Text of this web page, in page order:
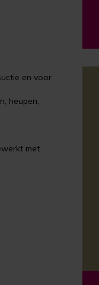
en voor
heupen,
met